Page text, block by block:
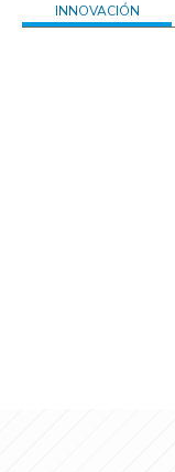
INNOVACIÓN